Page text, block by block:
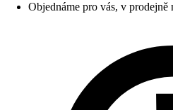
Objednáme pro vás, v prodejně